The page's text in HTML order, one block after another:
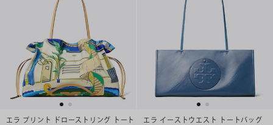
エラ プリント ドローストリング トート
エラ イーストウエスト トートバッグ